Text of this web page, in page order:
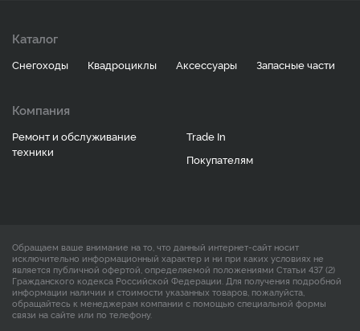
Каталог
Снегоходы Квадроциклы Аксессуары Запасные части
Компания
Ремонт и обслуживание
техники
Trade In
Покупателям
Обращаем ваше внимание на то, что данный интернет-сайт носит
исключительно информационный характер и ни при каких условиях не
является публичной офертой, определяемой положениями Статьи 437 (2)
Гражданского кодекса Российской Федерации. Для получения подробной
информации наличии и стоимости указанных товаров, пожалуйста,
обращайтесь к менеджерам компании с помощью специальной формы
связи на сайте или по телефону.